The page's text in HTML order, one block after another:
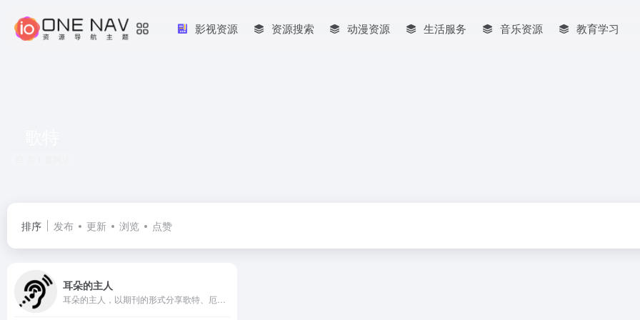
影视资源 资源搜索 动漫资源 生活服务 音乐资源 教育学习
排序 发布 更新 浏览 点赞
耳朵的主人